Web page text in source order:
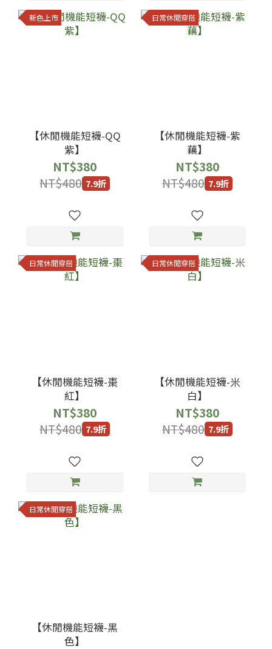
新色上市
【休閒機能短襪-QQ
紫】
NT$380
NT$480 7.9折
日常休閒穿搭
【休閒機能短襪-紫
藕】
NT$380
NT$480 7.9折
日常休閒穿搭
【休閒機能短襪-棗
紅】
NT$380
NT$480 7.9折
日常休閒穿搭
【休閒機能短襪-米
白】
NT$380
NT$480 7.9折
日常休閒穿搭
【休閒機能短襪-黑
色】